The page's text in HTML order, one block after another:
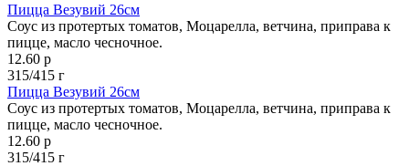
Пицца Везувий 26см
Соус из протертых томатов, Моцарелла, ветчина, приправа к
пицце, масло чесночное.
12.60 р
315/415 г
Пицца Везувий 26см
Соус из протертых томатов, Моцарелла, ветчина, приправа к
пицце, масло чесночное.
12.60 р
315/415 г